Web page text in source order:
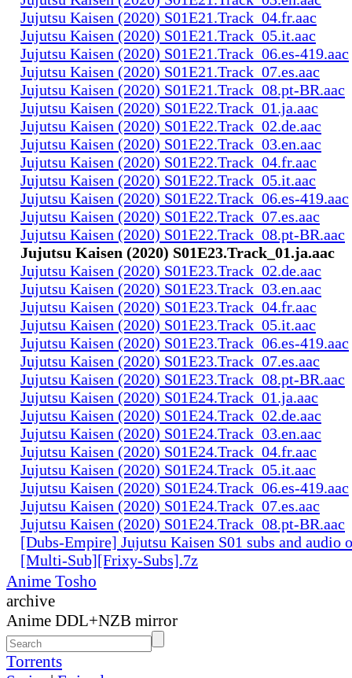
Jujutsu Kaisen (2020) S01E21.Track_04.fr.aac
Jujutsu Kaisen (2020) S01E21.Track_05.it.aac
Jujutsu Kaisen (2020) S01E21.Track_06.es-419.aac
Jujutsu Kaisen (2020) S01E21.Track_07.es.aac
Jujutsu Kaisen (2020) S01E21.Track_08.pt-BR.aac
Jujutsu Kaisen (2020) S01E22.Track_01.ja.aac
Jujutsu Kaisen (2020) S01E22.Track_02.de.aac
Jujutsu Kaisen (2020) S01E22.Track_03.en.aac
Jujutsu Kaisen (2020) S01E22.Track_04.fr.aac
Jujutsu Kaisen (2020) S01E22.Track_05.it.aac
Jujutsu Kaisen (2020) S01E22.Track_06.es-419.aac
Jujutsu Kaisen (2020) S01E22.Track_07.es.aac
Jujutsu Kaisen (2020) S01E22.Track_08.pt-BR.aac
Jujutsu Kaisen (2020) S01E23.Track_01.ja.aac
Jujutsu Kaisen (2020) S01E23.Track_02.de.aac
Jujutsu Kaisen (2020) S01E23.Track_03.en.aac
Jujutsu Kaisen (2020) S01E23.Track_04.fr.aac
Jujutsu Kaisen (2020) S01E23.Track_05.it.aac
Jujutsu Kaisen (2020) S01E23.Track_06.es-419.aac
Jujutsu Kaisen (2020) S01E23.Track_07.es.aac
Jujutsu Kaisen (2020) S01E23.Track_08.pt-BR.aac
Jujutsu Kaisen (2020) S01E24.Track_01.ja.aac
Jujutsu Kaisen (2020) S01E24.Track_02.de.aac
Jujutsu Kaisen (2020) S01E24.Track_03.en.aac
Jujutsu Kaisen (2020) S01E24.Track_04.fr.aac
Jujutsu Kaisen (2020) S01E24.Track_05.it.aac
Jujutsu Kaisen (2020) S01E24.Track_06.es-419.aac
Jujutsu Kaisen (2020) S01E24.Track_07.es.aac
Jujutsu Kaisen (2020) S01E24.Track_08.pt-BR.aac
[Dubs-Empire] Jujutsu Kaisen S01 subs and
[Multi-Sub][Frixy-Subs].7z
Anime Tosho
archive
Anime DDL+NZB mirror
Torrents